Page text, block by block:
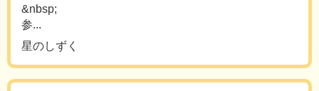
&nbsp;
参...
星のしずく